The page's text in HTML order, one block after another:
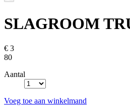
SLAGROOM
€ 3
80
Aantal
Voeg toe aan winkelmand